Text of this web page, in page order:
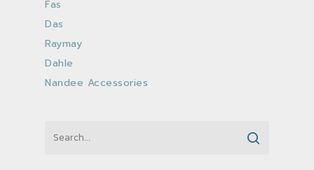
Fas
Das
Raymay
Dahle
Nandee Accessories